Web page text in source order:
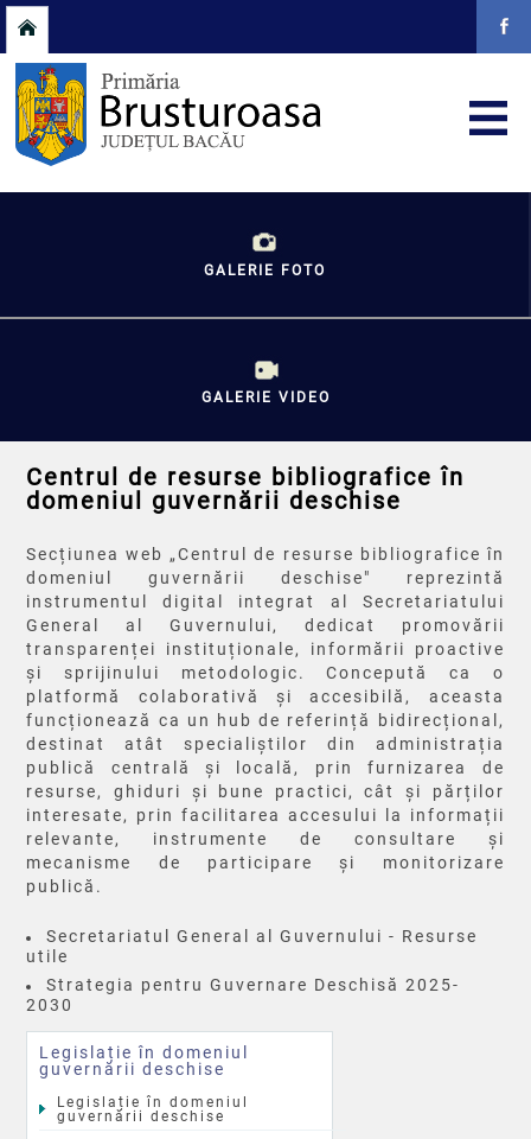
GALERIE FOTO
GALERIE VIDEO
Centrul de resurse bibliografice în
domeniul guvernării deschise
Secțiunea web „Centrul de resurse bibliografice în
domeniul guvernării deschise" reprezintă
instrumentul digital integrat al Secretariatului
General al Guvernului, dedicat promovării
transparenței instituționale, informării proactive
și sprijinului metodologic. Concepută ca o
platformă colaborativă și accesibilă, aceasta
funcționează ca un hub de referință bidirecțional,
destinat atât specialiștilor din administrația
publică centrală și locală, prin furnizarea de
resurse, ghiduri și bune practici, cât și părților
interesate, prin facilitarea accesului la informații
relevante, instrumente de consultare și
mecanisme de participare și monitorizare
publică.
Secretariatul General al Guvernului - Resurse
utile
Strategia pentru Guvernare Deschisă 2025-
2030
Legislație în domeniul
guvernării deschise
Legislație în domeniul
guvernării deschise